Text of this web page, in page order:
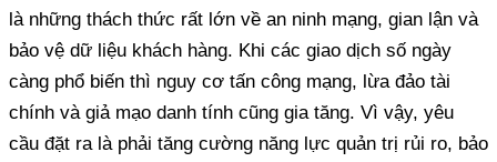
là những thách thức rất lớn về an ninh mạng, gian lận và
bảo vệ dữ liệu khách hàng. Khi các giao dịch số ngày
càng phổ biến thì nguy cơ tấn công mạng, lừa đảo tài
chính và giả mạo danh tính cũng gia tăng. Vì vậy, yêu
cầu đặt ra là phải tăng cường năng lực quản trị rủi ro, bảo